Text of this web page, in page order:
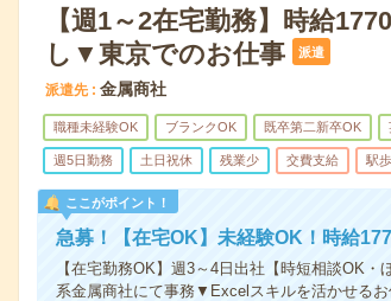
【週1～2在宅勤務】時給
し▼東京でのお仕事
派遣
派遣先 金属商社
職種未経験OK ブランクOK 既卒第二新卒OK
週5日勤務 土日祝休 残業少 交費支給 駅
ここがポイント！
急募！【在宅OK】未経験OK！時給
【在宅勤務OK】週3～4日出社【時短相談OK
系金属商社にて事務▼Excelスキルを活かせる